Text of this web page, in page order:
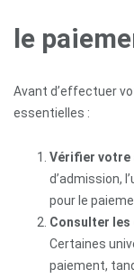
Contactez-
nous
le
Avant d’effectuer
essentielles :
Vérifier votre
d’admission,
pour le
Consulter les
Certaines
paiement,